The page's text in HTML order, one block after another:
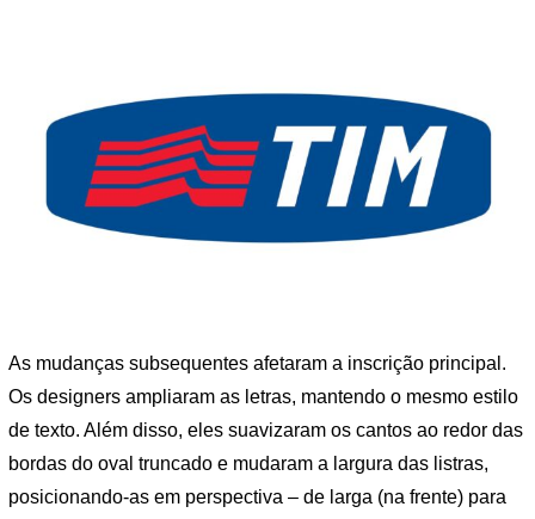
As mudanças subsequentes afetaram a inscrição principal.
Os designers ampliaram as letras, mantendo o mesmo estilo
de texto. Além disso, eles suavizaram os cantos ao redor das
bordas do oval truncado e mudaram a largura das listras,
posicionando-as em perspectiva – de larga (na frente) para